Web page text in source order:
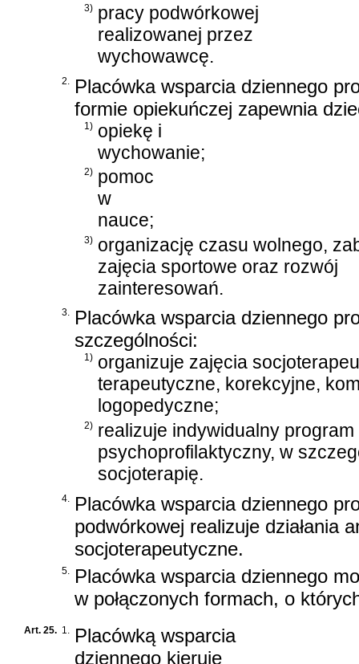
3) pracy podwórkowej
realizowanej przez
wychowawcę.
2.
Placówka wsparcia dziennego
formie opiekuńczej zapewnia
1) opiekę i
wychowanie;
2) pomoc
w
nauce;
3) organizację czasu wolnego,
zajęcia sportowe oraz rozwój
zainteresowań.
3. Placówka wsparcia dziennego
szczególności:
1) organizuje zajęcia
terapeutyczne, korekcyjne,
logopedyczne;
2) realizuje indywidualny
psychoprofilaktyczny, w
socjoterapię.
4.
Placówka wsparcia dziennego
podwórkowej realizuje działania
socjoterapeutyczne.
5.
Placówka wsparcia dziennego
w połączonych formach, o
Art. 25. 1.
Placówką wsparcia
dziennego kieruje